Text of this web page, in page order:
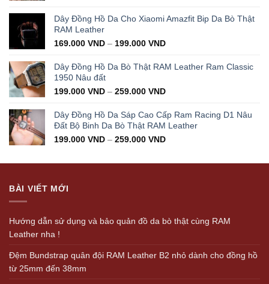
was:
is:
199.000 VND.
Dây Đồng Hồ Da Cho Xiaomi Amazfit Bip Da Bò Thật
RAM Leather
169.000 VND – 199.000 VND
Dây Đồng Hồ Da Bò Thật RAM Leather Ram Classic
1950 Nâu đất
199.000 VND – 259.000 VND
Dây Đồng Hồ Da Sáp Cao Cấp Ram Racing D1 Nâu
Đất Bộ Binh Da Bò Thật RAM Leather
199.000 VND – 259.000 VND
BÀI VIẾT MỚI
Hướng dẫn sử dụng và bảo quản đồ da bò thật cùng RAM
Leather nha !
Đệm Bundstrap quân đội RAM Leather B2 nhỏ dành cho đồng hồ
từ 25mm đến 38mm